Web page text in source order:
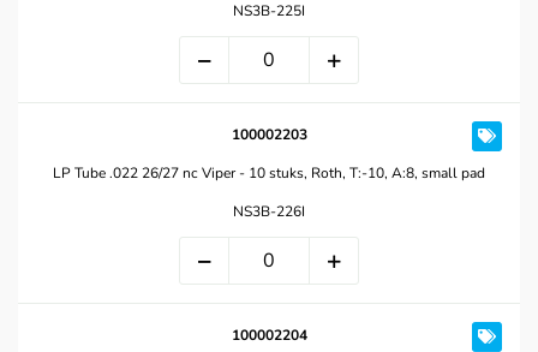
NS3B-225I
100002203
LP Tube .022 26/27 nc Viper - 10 stuks, Roth, T:-10, A:8, small pad
NS3B-226I
100002204